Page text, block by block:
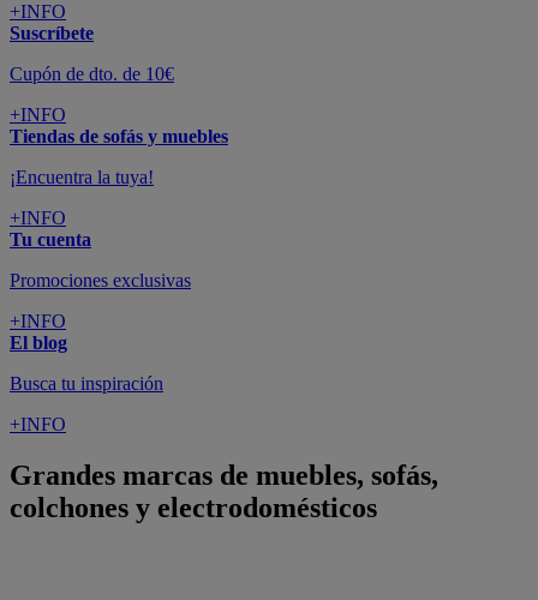
+INFO
Suscríbete
Cupón de dto. de 10€
+INFO
Tiendas de sofás y muebles
¡Encuentra la tuya!
+INFO
Tu cuenta
Promociones exclusivas
+INFO
El blog
Busca tu inspiración
+INFO
Grandes marcas de muebles, sofás,
colchones y electrodomésticos